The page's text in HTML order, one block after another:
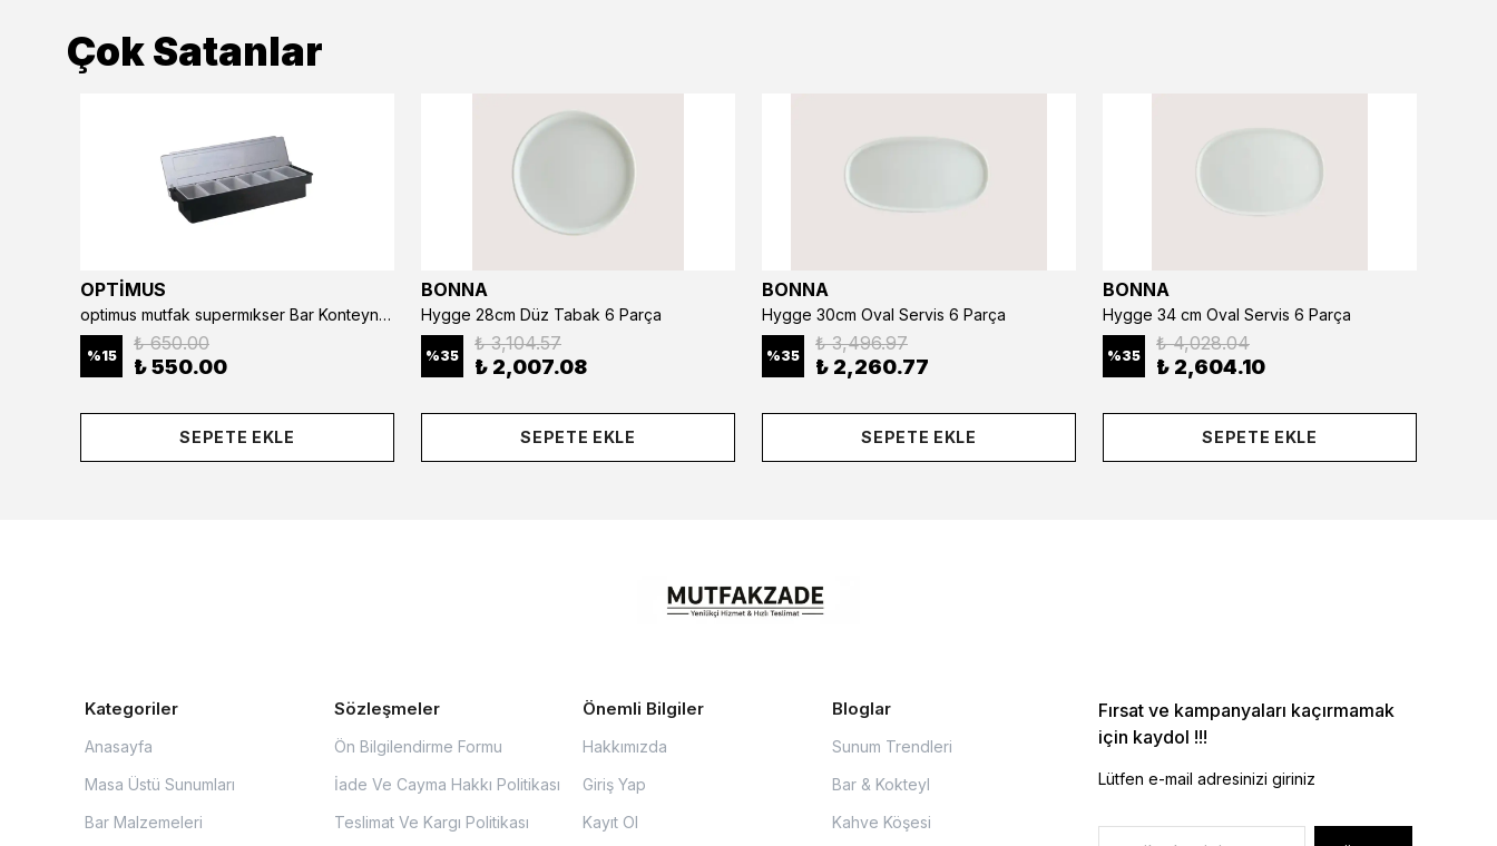
Çok Satanlar
OPTİMUS
optimus mutfak supermıkser Bar Konteyner 6'lı 50×16×9 cm Kapaklı Polikarbon Organizer Bar & Kafe
%15
₺ 650.00
₺ 550.00
SEPETE EKLE
BONNA
Hygge 28cm Düz Tabak 6 Parça
%35
₺ 3,104.57
₺ 2,007.08
SEPETE EKLE
BONNA
Hygge 30cm Oval Servis 6 Parça
%35
₺ 3,496.97
₺ 2,260.77
SEPETE EKLE
BONNA
Hygge 34 cm Oval Servis 6 Parça
%35
₺ 4,028.04
₺ 2,604.10
SEPETE EKLE
Kategoriler
Anasayfa
Masa Üstü Sunumları
Bar Malzemeleri
Sözleşmeler
Ön Bilgilendirme Formu
İade Ve Cayma Hakkı Politikası
Teslimat Ve Kargı Politikası
Önemli Bilgiler
Hakkımızda
Giriş Yap
Kayıt Ol
Bloglar
Sunum Trendleri
Bar & Kokteyl
Kahve Köşesi
Fırsat ve kampanyaları kaçırmamak
için kaydol !!!
Lütfen e-mail adresinizi giriniz